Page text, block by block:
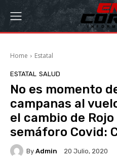
Home Estatal
ESTATAL SALUD
No es momento
campanas al
el cambio de
semáforo Covid:
By Admin 20 Julio, 2020